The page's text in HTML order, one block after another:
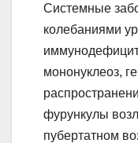
Системные
колебаниями
мононуклеоз,
фурункулы
пубертатном